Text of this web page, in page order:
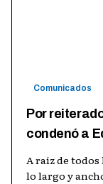
Comunicados
Por
condenó a
A raíz de todos
lo largo y